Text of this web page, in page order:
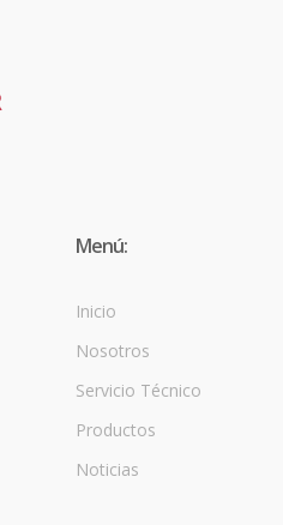
Menú:
Inicio
Nosotros
Servicio Técnico
Productos
Noticias